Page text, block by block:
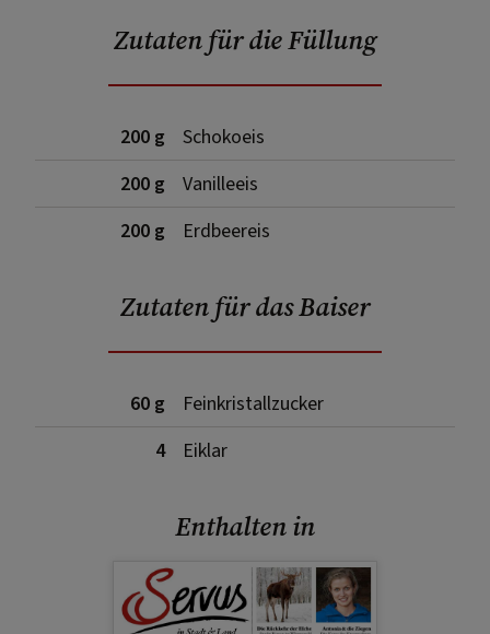
Zutaten für die Füllung
200 g
Schokoeis
200 g
Vanilleeis
200 g
Erdbeereis
Zutaten für das Baiser
60 g
Feinkristallzucker
4
Eiklar
Enthalten in